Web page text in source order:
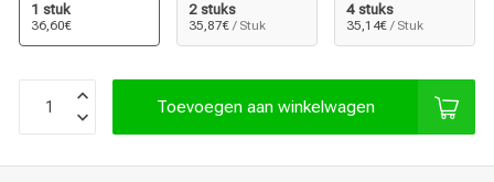
1 stuk
36,60€
2 stuks
35,87€ / Stuk
4 stuks
35,14€ / Stuk
Toevoegen aan winkelwagen